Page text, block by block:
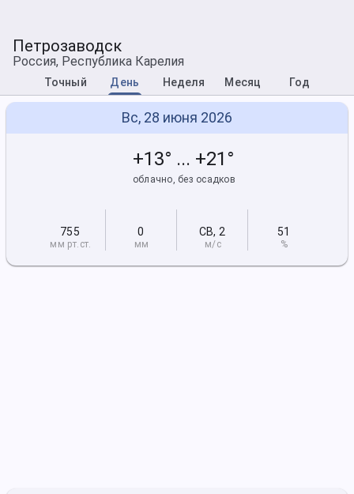
Петрозаводск
Россия, Республика Карелия
Точный День Неделя Месяц Год
Вс, 28 июня 2026
+13° ... +21°
облачно, без осадков
755
мм рт.ст.
0
мм
СВ, 2
м/с
51
%